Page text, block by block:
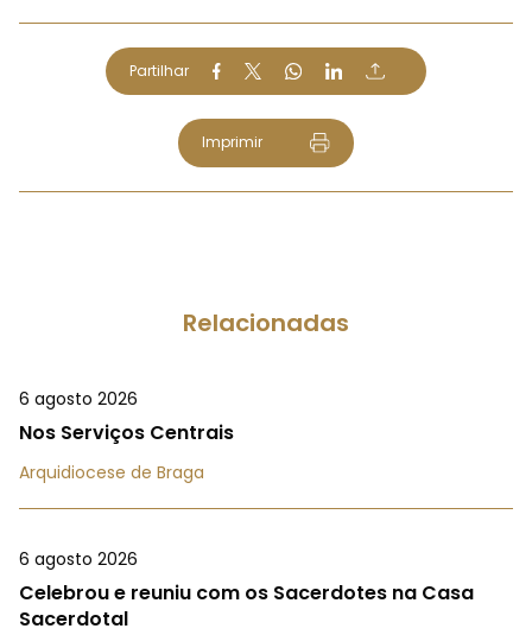
Partilhar
Imprimir
Relacionadas
6 agosto 2026
Nos Serviços Centrais
Arquidiocese de Braga
6 agosto 2026
Celebrou e reuniu com os Sacerdotes na Casa
Sacerdotal